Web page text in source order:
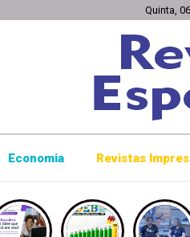
Quinta,
Economia Revistas